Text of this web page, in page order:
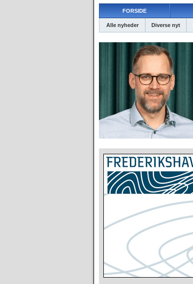
FORSIDE
Alle nyheder Diverse nyt